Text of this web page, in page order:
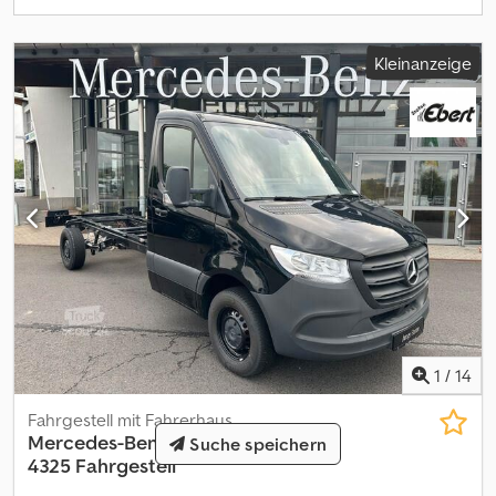
Kleinanzeige
1 / 14
Fahrgestell mit Fahrerhaus
Mercedes-Benz
Sprinter 311 CDI
4325 Fahrgestell
Suche speichern